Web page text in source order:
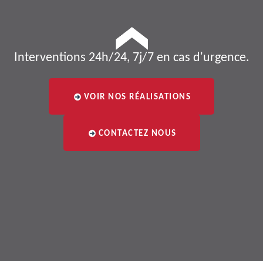
Interventions 24h/24, 7j/7 en cas d'urgence.
VOIR NOS RÉALISATIONS
CONTACTEZ NOUS